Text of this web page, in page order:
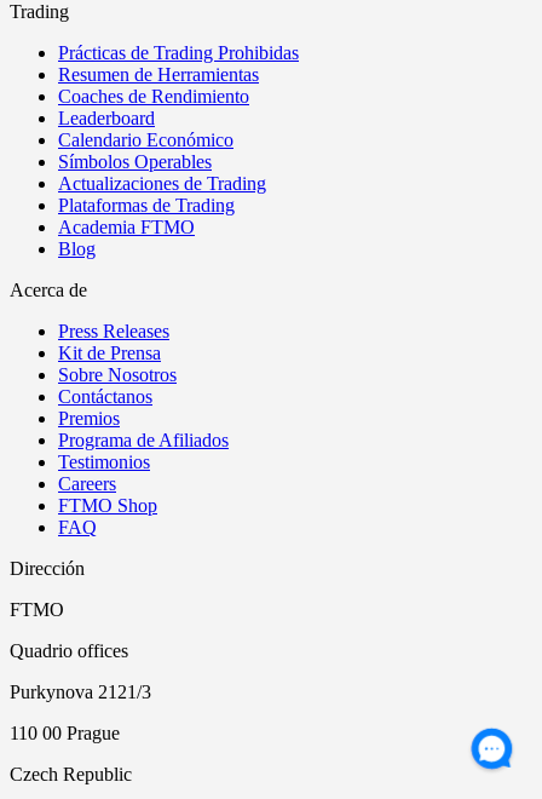
Trading
Prácticas de Trading Prohibidas
Resumen de Herramientas
Coaches de Rendimiento
Leaderboard
Calendario Económico
Símbolos Operables
Actualizaciones de Trading
Plataformas de Trading
Academia FTMO
Blog
Acerca de
Press Releases
Kit de Prensa
Sobre Nosotros
Contáctanos
Premios
Programa de Afiliados
Testimonios
Careers
FTMO Shop
FAQ
Dirección
FTMO
Quadrio offices
Purkynova 2121/3
110 00 Prague
Czech Republic